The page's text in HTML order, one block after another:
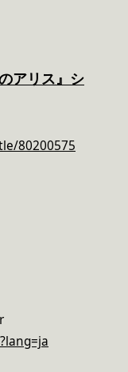
アリス』シ
80200575